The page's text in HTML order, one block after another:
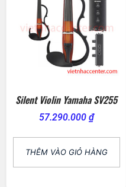
Silent Violin Yamaha SV255
57.290.000 ₫
THÊM VÀO GIỎ HÀNG